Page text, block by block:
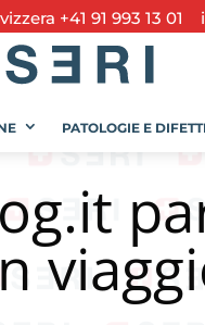
+41 91 993 13 01
PATOLOGIE E